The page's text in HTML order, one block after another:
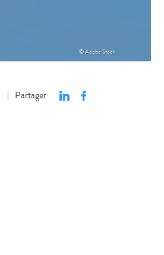
© Adobe Stock
| Partager